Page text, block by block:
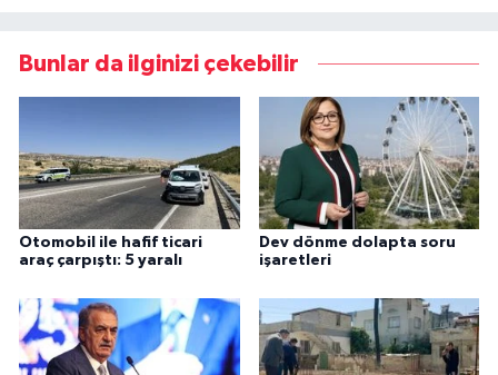
Bunlar da ilginizi çekebilir
Otomobil ile hafif ticari
araç çarpıştı: 5 yaralı
Dev dönme dolapta soru
işaretleri